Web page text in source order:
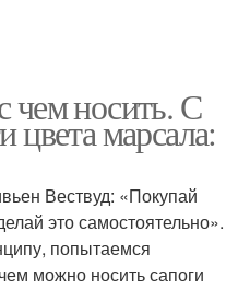
чем носить. С
цвета марсала:
Вествуд: «Покупай
это самостоятельно».
попытаемся
можно носить сапоги